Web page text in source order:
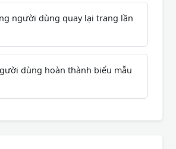
người dùng quay lại trang lần
dùng hoàn thành biểu mẫu